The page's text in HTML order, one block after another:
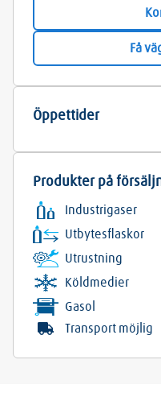
Få
Öppettider
Produkter på
Industrigaser
Utbytesflaskor
Utrustning
Köldmedier
Gasol
Transport möjlig